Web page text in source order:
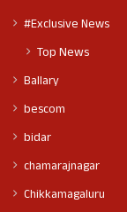
#Exclusive News
Top News
Ballary
bescom
bidar
chamarajnagar
Chikkamagaluru